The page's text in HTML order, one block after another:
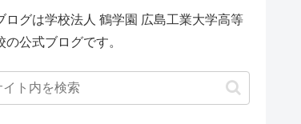
ログは学校法人 鶴学園 広島工業大学高等
の公式ブログです。